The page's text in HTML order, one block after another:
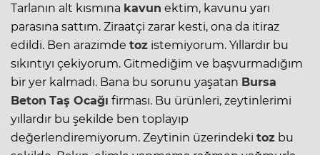
Tarlanın alt kısmına kavun ektim, kavunu yarı
parasına sattım. Ziraatçi zarar kesti, ona da itiraz
edildi. Ben arazimde toz istemiyorum. Yıllardır bu
sıkıntıyı çekiyorum. Gitmediğim ve başvurmadığım
bir yer kalmadı. Bana bu sorunu yaşatan Bursa
Beton Taş Ocağı firması. Bu ürünleri, zeytinlerimi
yıllardır bu şekilde ben toplayıp
değerlendiremiyorum. Zeytinin üzerindeki toz bu